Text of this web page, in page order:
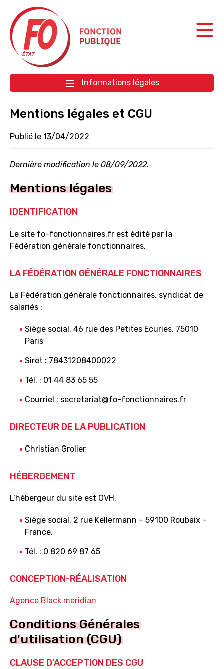
Aller à la navigation
Aller au contenu
Informations légales
Mentions légales et CGU
Publié le 13/04/2022
Dernière modification le 08/09/2022.
Mentions légales
IDENTIFICATION
Le site fo-fonctionnaires.fr est édité par la
Fédération générale fonctionnaires.
LA FÉDÉRATION GÉNÉRALE FONCTIONNAIRES
La Fédération générale fonctionnaires, syndicat de
salariés :
Siège social, 46 rue des Petites Ecuries, 75010
Paris
Siret : 78431208400022
Tél. : 01 44 83 65 55
Courriel : secretariat@fo-fonctionnaires.fr
DIRECTEUR DE LA PUBLICATION
Christian Grolier
HÉBERGEMENT
L’hébergeur du site est OVH.
Siège social, 2 rue Kellermann – 59100 Roubaix –
France.
Tél. : 0 820 69 87 65
CONCEPTION-RÉALISATION
Agence Black meridian
Conditions Générales
d'utilisation (CGU)
CLAUSE D'ACCEPTION DES CGU